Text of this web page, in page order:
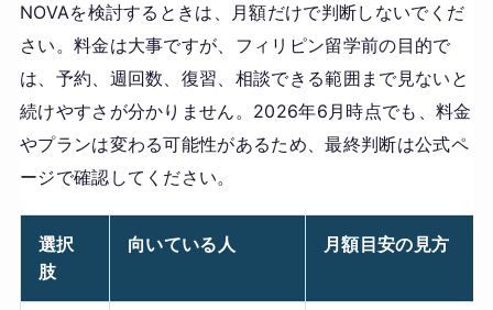
NOVAを検討するときは、月額だけで判断しないでくだ
さい。料金は大事ですが、フィリピン留学前の目的で
は、予約、週回数、復習、相談できる範囲まで見ないと
続けやすさが分かりません。2026年6月時点でも、料金
やプランは変わる可能性があるため、最終判断は公式ペ
ージで確認してください。
選択
肢
向いている人 月額目安の見方